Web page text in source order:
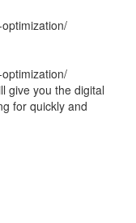
give you the digital
for quickly and